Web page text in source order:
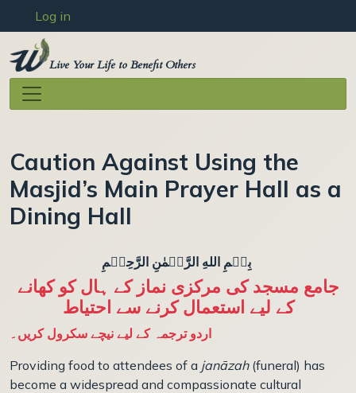
Skip to main content
User account menu
Log in
Live Your Life to Benefit Others
Caution Against Using the
Masjid’s Main Prayer Hall as a
Dining Hall
جامع مسجد کی مرکزی نماز کے ہال کو کھانے
کے لیے استعمال کرنے سے احتیاط
اردو ترجمہ کے لیے نیچے سکرول کریں۔
Providing food to attendees of a janāzah(funeral) has
become a widespread and compassionate cultural